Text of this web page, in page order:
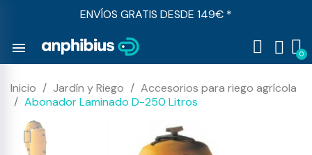
ENVÍOS GRATIS DESDE 149€ *
menu
Inicio Jardín y Riego
Accesorios para riego agrícola
Abonador Laminado D-250 Litros